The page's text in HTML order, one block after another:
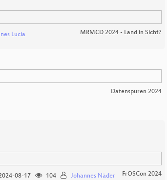
Lucia MRMCD 2024 - Land in Sicht?
Datenspuren 2024
08-17 104 Johannes Näder FrOSCon 2024